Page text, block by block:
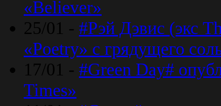
«Believer»
25/01 - #Рэй Дэвис (экс
«Poetry» с грядущего
17/01 - #Green Day#
Times»